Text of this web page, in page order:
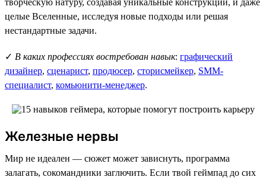
целые Вселенные, исследуя новые подходы или решая
нестандартные задачи.
✓ В каких профессиях востребован навык: графический
дизайнер, сценарист, продюсер, сторисмейкер, SMM-
специалист, комьюнити-менеджер.
Железные нервы
Мир не идеален — сюжет может зависнуть, программа
залагать, сокомандники заглючить. Если твой геймпад до сих